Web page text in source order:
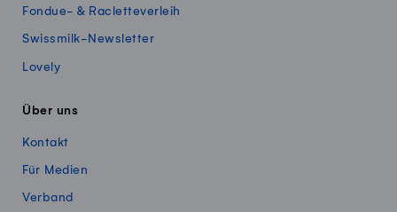
Fondue- & Racletteverleih
Swissmilk-Newsletter
Lovely
Über uns
Kontakt
Für Medien
Verband